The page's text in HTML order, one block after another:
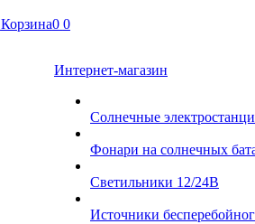
Корзина0 0
Интернет-магазин
Солнечные
Фонари на солнечных
Светильники 12/24В
Источники